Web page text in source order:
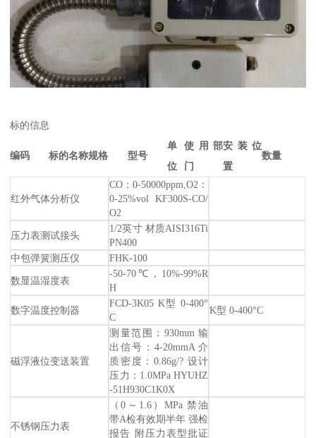
标的信息
编码 标的名称规格 型号
单
位
使用部
门
安装位
置
数量
红外气体分析仪
CO：0-50000ppm,O2：
0-25%vol KF300S-CO/
O2
压力表测试接头
1/2英寸 材质AISI316Ti
PN400
中包弹簧测压仪
FHK-100
数显温湿度表
-50-70℃，10%-99%R
H
数字温度控制器
FCD-3K05 K型 0-400°
C
K型 0-400°C
磁浮液位变送装置
测量范围：930mm 输
出信号：4-20mmA 介
质密度：0.86g/? 设计
压力：1.0MPa HYUHZ
-51H930C1K0X
不锈钢压力表
（0～1.6）MPa 禁油
带A检有效期半年 强检
报告 附压力表型批证